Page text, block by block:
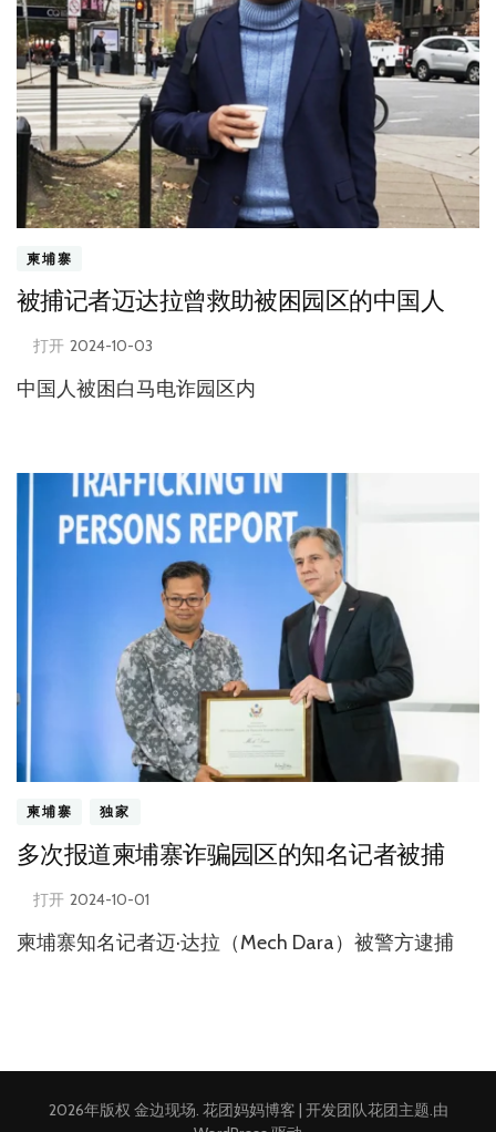
柬埔寨
被捕记者迈达拉曾救助被困园区的中国人
打开 2024-10-03
中国人被困白马电诈园区内
柬埔寨 独家
多次报道柬埔寨诈骗园区的知名记者被捕
打开 2024-10-01
柬埔寨知名记者迈·达拉（Mech Dara）被警方逮捕
2026年版权 金边现场 花团妈妈博客 | 开发团队花团主题 .由